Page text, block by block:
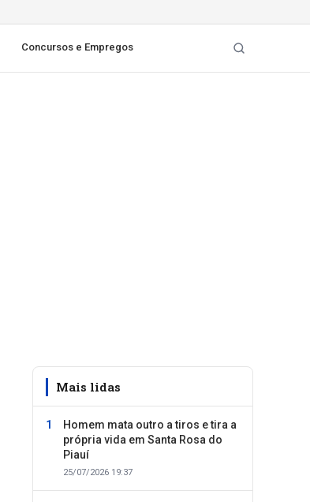
Concursos e Empregos
Mais lidas
Homem mata outro a tiros e tira a
própria vida em Santa Rosa do
Piauí
25/07/2026 19:37